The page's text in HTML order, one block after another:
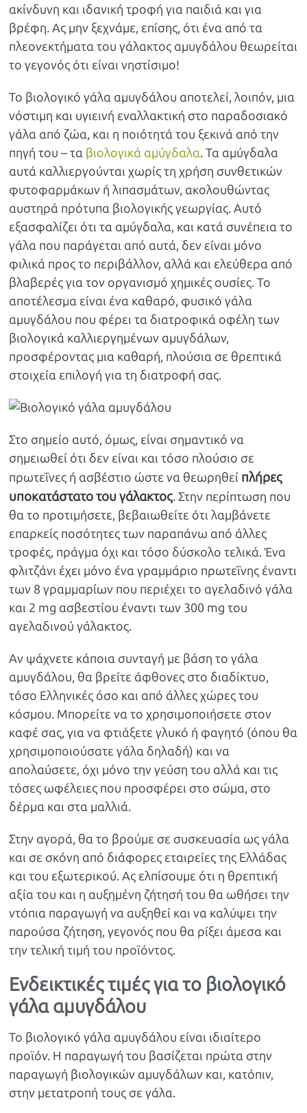
ακίνδυνη και ιδανική τροφή για παιδιά και για
βρέφη. Ας μην ξεχνάμε, επίσης, ότι ένα από τα
πλεονεκτήματα του γάλακτος αμυγδάλου θεωρείται
το γεγονός ότι είναι νηστίσιμο!
Το βιολογικό γάλα αμυγδάλου αποτελεί, λοιπόν, μια
νόστιμη και υγιεινή εναλλακτική στο παραδοσιακό
γάλα από ζώα, και η ποιότητά του ξεκινά από την
πηγή του – τα βιολογικά αμύγδαλα. Τα αμύγδαλα
αυτά καλλιεργούνται χωρίς τη χρήση συνθετικών
φυτοφαρμάκων ή λιπασμάτων, ακολουθώντας
αυστηρά πρότυπα βιολογικής γεωργίας. Αυτό
εξασφαλίζει ότι τα αμύγδαλα, και κατά συνέπεια το
γάλα που παράγεται από αυτά, δεν είναι μόνο
φιλικά προς το περιβάλλον, αλλά και ελεύθερα από
βλαβερές για τον οργανισμό χημικές ουσίες. Το
αποτέλεσμα είναι ένα καθαρό, φυσικό γάλα
αμυγδάλου που φέρει τα διατροφικά οφέλη των
βιολογικά καλλιεργημένων αμυγδάλων,
προσφέροντας μια καθαρή, πλούσια σε θρεπτικά
στοιχεία επιλογή για τη διατροφή σας.
Στο σημείο αυτό, όμως, είναι σημαντικό να
σημειωθεί ότι δεν είναι και τόσο πλούσιο σε
πρωτεΐνες ή ασβέστιο ώστε να θεωρηθεί πλήρες
υποκατάστατο του γάλακτος. Στην περίπτωση που
θα το προτιμήσετε, βεβαιωθείτε ότι λαμβάνετε
επαρκείς ποσότητες των παραπάνω από άλλες
τροφές, πράγμα όχι και τόσο δύσκολο τελικά. Ένα
φλιτζάνι έχει μόνο ένα γραμμάριο πρωτεΐνης έναντι
των 8 γραμμαρίων που περιέχει το αγελαδινό γάλα
και 2 mg ασβεστίου έναντι των 300 mg του
αγελαδινού γάλακτος.
Αν ψάχνετε κάποια συνταγή με βάση το γάλα
αμυγδάλου, θα βρείτε άφθονες στο διαδίκτυο,
τόσο Ελληνικές όσο και από άλλες χώρες του
κόσμου. Μπορείτε να το χρησιμοποιήσετε στον
καφέ σας, για να φτιάξετε γλυκό ή φαγητό (όπου θα
χρησιμοποιούσατε γάλα δηλαδή) και να
απολαύσετε, όχι μόνο την γεύση του αλλά και τις
τόσες ωφέλειες που προσφέρει στο σώμα, στο
δέρμα και στα μαλλιά.
Στην αγορά, θα το βρούμε σε συσκευασία ως γάλα
και σε σκόνη από διάφορες εταιρείες της Ελλάδας
και του εξωτερικού. Ας ελπίσουμε ότι η θρεπτική
αξία του και η αυξημένη ζήτησή του θα ωθήσει την
ντόπια παραγωγή να αυξηθεί και να καλύψει την
παρούσα ζήτηση, γεγονός που θα ρίξει άμεσα και
την τελική τιμή του προϊόντος.
Ενδεικτικές τιμές για το βιολογικό
γάλα αμυγδάλου
Το βιολογικό γάλα αμυγδάλου είναι ιδιαίτερο
προϊόν. Η παραγωγή του βασίζεται πρώτα στην
παραγωγή βιολογικών αμυγδάλων και, κατόπιν,
στην μετατροπή τους σε γάλα.